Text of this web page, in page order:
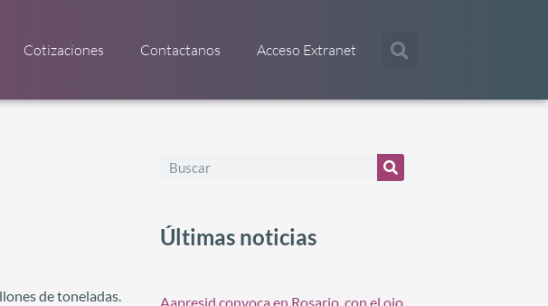
Cotizaciones Contactanos Acceso Extranet
de toneladas.
Últimas noticias
Aapresid convoca en Rosario, con el ojo